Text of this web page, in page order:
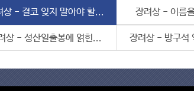
상 - 결코 잊지 말아야 할... 장려상 - 이름
상 - 성산일출봉에 얽힌... 장려상 - 방구석